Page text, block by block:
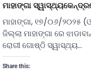
ମାହାଙ୍ଗା
ମାହାଙ୍ଗା, ୧୭/୦୬/୨୦୨୫
ଜିଲ୍ଲା ମାହାଙ୍ଗା ରେ
ରୋଗୀ ଗୋଷ୍ଠି ସ୍ୱାସ୍ଥ୍ୟ…
Share this: